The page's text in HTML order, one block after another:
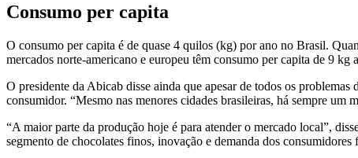
Consumo per capita
O consumo per capita é de quase 4 quilos (kg) por ano no Brasil.
mercados norte-americano e europeu têm consumo per capita de 9
O presidente da Abicab disse ainda que apesar de todos os
consumidor. “Mesmo nas menores cidades brasileiras, há sempre um
“A maior parte da produção hoje é para atender o mercado local”,
segmento de chocolates finos, inovação e demanda dos consumidores